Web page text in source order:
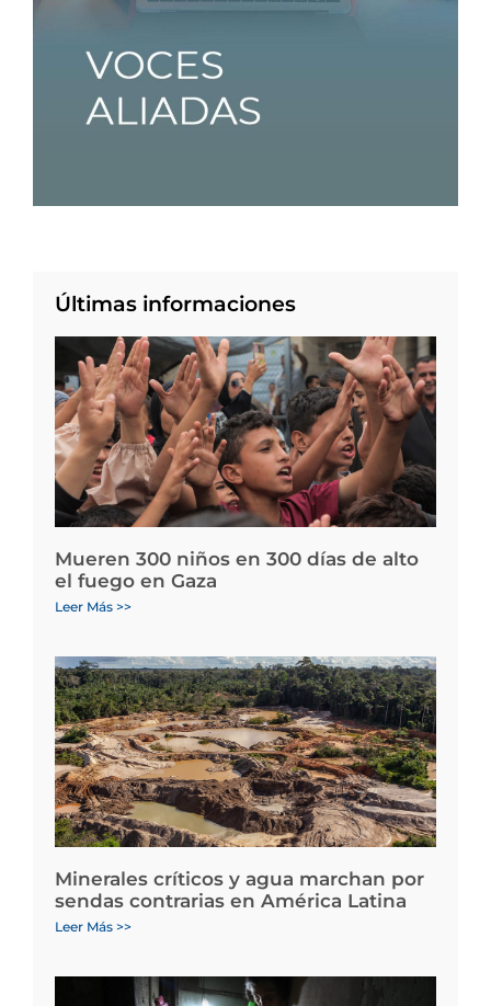
Últimas informaciones
Mueren 300 niños en 300 días de alto
el fuego en Gaza
Leer Más >>
Minerales críticos y agua marchan por
sendas contrarias en América Latina
Leer Más >>